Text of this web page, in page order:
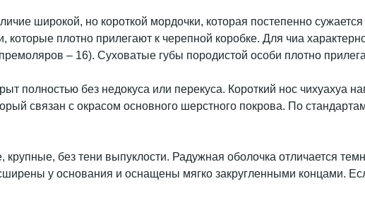
широкой, но короткой мордочки, которая постепенно
которые плотно прилегают к черепной коробке. Для чиа
– 16). Суховатые губы породистой особи плотно
полностью без недокуса или перекуса. Короткий нос чихуахуа
связан с окрасом основного шерстного покрова. По
крупные, без тени выпуклости. Радужная оболочка отличается
у основания и оснащены мягко закругленными концами.